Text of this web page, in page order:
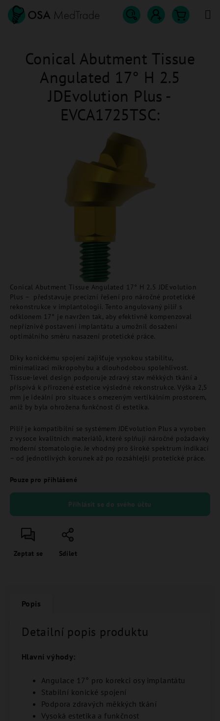
Přejít
obsah
Hledat
košík
Conical Abutment Tissue Angulated 17° H 2.5 JDEvolution
Plus – představuje precizní řešení pro náročné protetické
rekonstrukce v implantologii. Tento angulovaný pilíř s
odklonem 17° je navržen tak, aby efektivně kompenzoval
nepříznivé postavení implantátu a umožnil dosažení
optimálního směru nasazení protetické práce.
Díky konickému spojení zajišťuje vysokou stabilitu,
minimalizaci mikropohybu a dlouhodobou spolehlivost.
Tissue-level design podporuje zdravý stav měkkých tkání a
přispívá k přirozené estetice výsledné rekonstrukce. Výška 2,5
mm je ideální pro situace s omezeným vertikálním prostorem,
aniž by byla ohrožena funkčnost či estetika.
Pilíř je kompatibilní se systémem JDEvolution Plus a vyroben
z vysoce kvalitních materiálů, které splňují náročné požadavky
moderní stomatologie. Je vhodný pro široké spektrum indikací
– od jednotlivých korunek až po rozsáhlejší protetické práce.
Pouze pro přihlášené
Přihlásit se do svého účtu
Zeptat se Sdílet
Conical Abutment Tissue
Angulated 17° H 2.5
JDEvolution Plus -
EVCA1725TSC:
Popis
Detailní popis produktu
Hlavní výhody:
Angulace 17° pro korekci osy implantátu
Stabilní konické spojení
Podpora zdravých měkkých tkání
Vysoká estetika a funkčnost